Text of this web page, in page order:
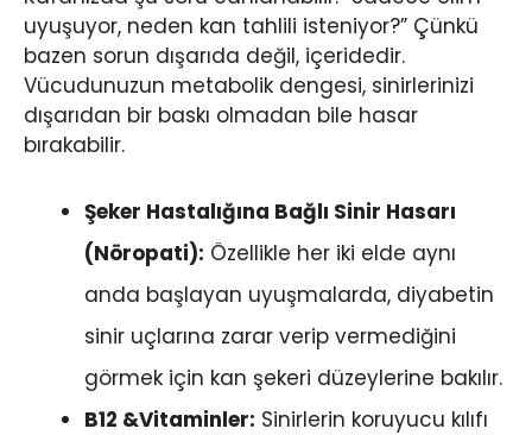
uyuşuyor, neden kan tahlili isteniyor?” Çünkü
bazen sorun dışarıda değil, içeridedir.
Vücudunuzun metabolik dengesi, sinirlerinizi
dışarıdan bir baskı olmadan bile hasar
bırakabilir.
Şeker Hastalığına Bağlı Sinir Hasarı
(Nöropati): Özellikle her iki elde aynı
anda başlayan uyuşmalarda, diyabetin
sinir uçlarına zarar verip vermediğini
görmek için kan şekeri düzeylerine bakılır.
B12 &Vitaminler: Sinirlerin koruyucu kılıfı